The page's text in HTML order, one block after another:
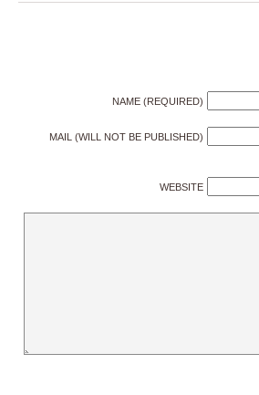
NAME (REQUIRED)
MAIL (WILL NOT BE PUBLISHED)
WEBSITE